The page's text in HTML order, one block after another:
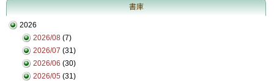
書庫
2026
2026/08 (7)
2026/07 (31)
2026/06 (30)
2026/05 (31)